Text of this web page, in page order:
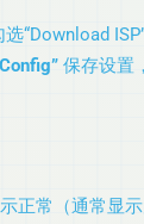
“Download
保存设置
正常（通常显示